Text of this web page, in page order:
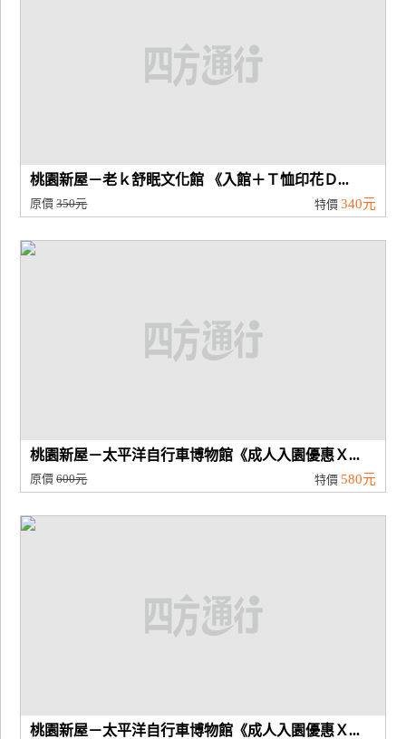
桃園新屋－老ｋ舒眠文化館 《入館＋Ｔ恤印花Ｄ...
原價350元 特價 340元
桃園新屋－太平洋自行車博物館《成人入園優惠Ｘ...
原價600元 特價 580元
桃園新屋－太平洋自行車博物館《成人入園優惠Ｘ...